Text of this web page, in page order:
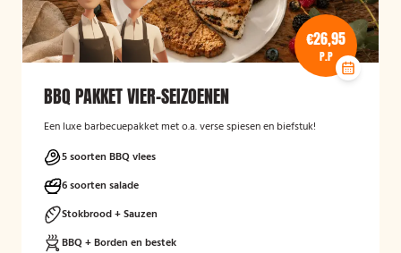
€26,95
P.P
BBQ PAKKET VIER-SEIZOENEN
Een luxe barbecuepakket met o.a. verse spiesen en biefstuk!
5 soorten BBQ vlees
6 soorten salade
Stokbrood + Sauzen
BBQ + Borden en bestek